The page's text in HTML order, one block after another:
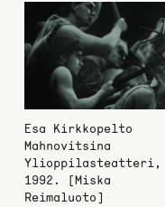
Esa Kirkkopelto
Mahnovitsina
Ylioppilasteatteri,
1992. [Miska
Reimaluoto]